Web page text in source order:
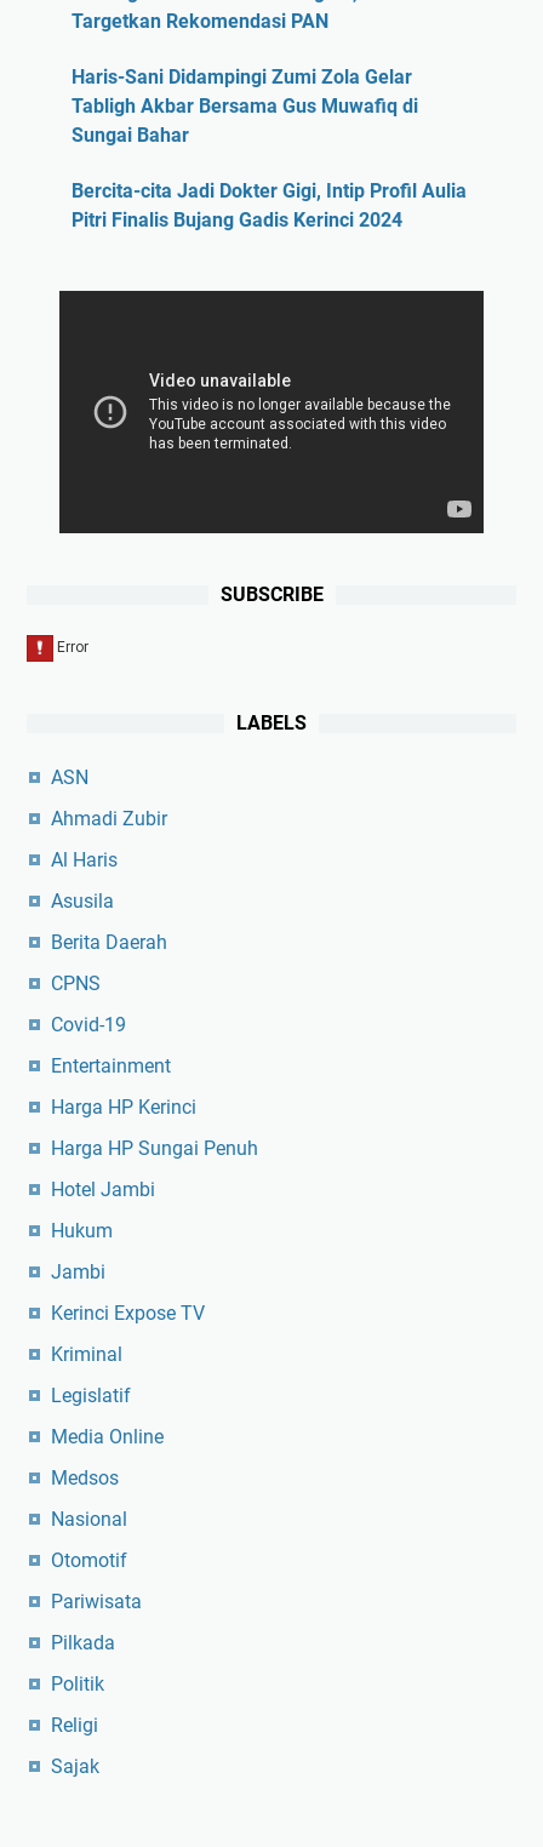
Targetkan Rekomendasi PAN
Haris-Sani Didampingi Zumi Zola Gelar
Tabligh Akbar Bersama Gus Muwafiq di
Sungai Bahar
Bercita-cita Jadi Dokter Gigi, Intip Profil Aulia
Pitri Finalis Bujang Gadis Kerinci 2024
SUBSCRIBE
LABELS
ASN
Ahmadi Zubir
Al Haris
Asusila
Berita Daerah
CPNS
Covid-19
Entertainment
Harga HP Kerinci
Harga HP Sungai Penuh
Hotel Jambi
Hukum
Jambi
Kerinci Expose TV
Kriminal
Legislatif
Media Online
Medsos
Nasional
Otomotif
Pariwisata
Pilkada
Politik
Religi
Sajak